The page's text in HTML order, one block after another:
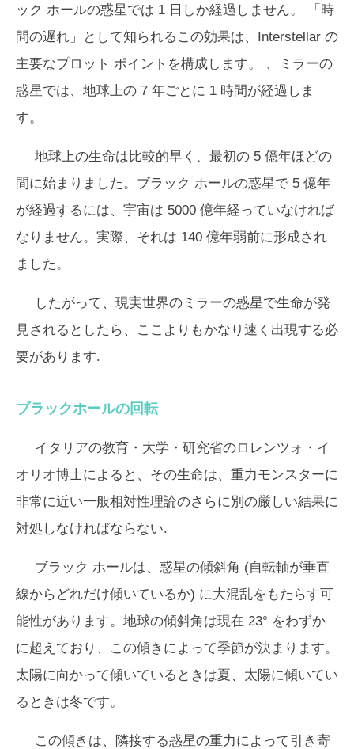
ック ホールの惑星では 1 日しか経過しません。 「時
間の遅れ」として知られるこの効果は、 Interstellar の
主要なプロット ポイントを構成します。 、ミラーの
惑星では、地球上の 7 年ごとに 1 時間が経過しま
す。
地球上の生命は比較的早く、最初の 5 億年ほどの
間に始まりました。ブラック ホールの惑星で 5 億年
が経過するには、宇宙は 5000 億年経っていなければ
なりません。実際、それは 140 億年弱前に形成され
ました。
したがって、現実世界のミラーの惑星で生命が発
見されるとしたら、ここよりもかなり速く出現する必
要があります.
ブラックホールの回転
イタリアの教育・大学・研究省のロレンツォ・イ
オリオ博士によると、その生命は、重力モンスターに
非常に近い一般相対性理論のさらに別の厳しい結果に
対処しなければならない.
ブラック ホールは、惑星の傾斜角 (自転軸が垂直
線からどれだけ傾いているか) に大混乱をもたらす可
能性があります。地球の傾斜角は現在 23° をわずか
に超えており、この傾きによって季節が決まります。
太陽に向かって傾いているときは夏、太陽に傾いてい
るときは冬です。
この傾きは、隣接する惑星の重力によって引き寄